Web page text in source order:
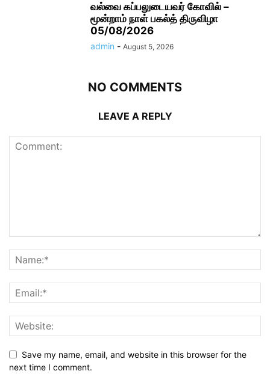
வல்வை கப்பலுடையவர் கோவில் –
மூன்றாம் நாள் பகல்த் திருவிழா
05/08/2026
admin - August 5, 2026
NO COMMENTS
LEAVE A REPLY
Save my name, email, and website in this browser for the
next time I comment.